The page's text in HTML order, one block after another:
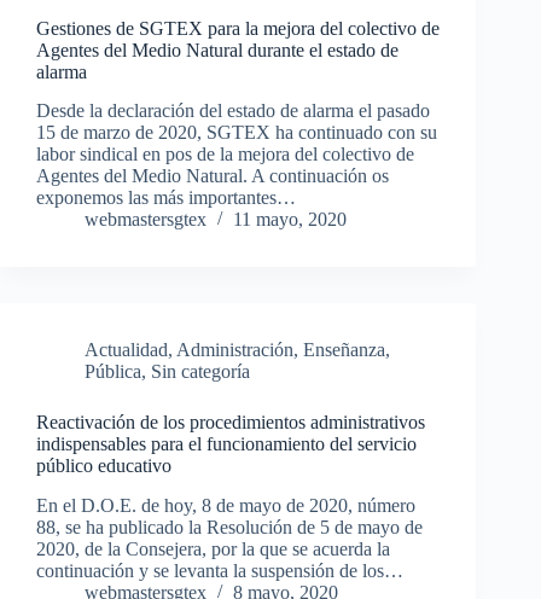
Gestiones de SGTEX para la mejora del colectivo de
Agentes del Medio Natural durante el estado de
alarma
Desde la declaración del estado de alarma el pasado
15 de marzo de 2020, SGTEX ha continuado con su
labor sindical en pos de la mejora del colectivo de
Agentes del Medio Natural. A continuación os
exponemos las más importantes…
webmastersgtex
11 mayo, 2020
Actualidad, Administración, Enseñanza,
Pública, Sin categoría
Reactivación de los procedimientos administrativos
indispensables para el funcionamiento del servicio
público educativo
En el D.O.E. de hoy, 8 de mayo de 2020, número
88, se ha publicado la Resolución de 5 de mayo de
2020, de la Consejera, por la que se acuerda la
continuación y se levanta la suspensión de los…
webmastersgtex
8 mayo, 2020